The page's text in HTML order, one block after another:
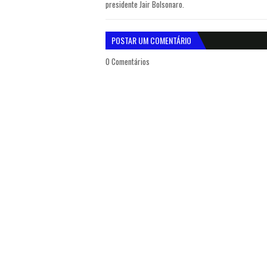
presidente Jair Bolsonaro.
POSTAR UM COMENTÁRIO
0 Comentários